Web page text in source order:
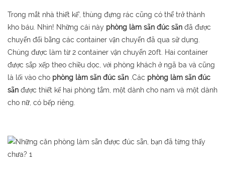
Trong mắt nhà thiết kế’, thùng đựng rác cũng có thể trở thành
kho báu. Nhìn! Những cái này phòng làm sẵn đúc sẵn đã được
chuyển đổi bằng các container vận chuyển đã qua sử dụng.
Chúng được làm từ 2 container vận chuyển 20ft. Hai container
được sắp xếp theo chiều dọc, với phòng khách ở ngã ba và cũng
là lối vào cho phòng làm sẵn đúc sẵn .Các phòng làm sẵn đúc
sẵn được thiết kế hai phòng tắm, một dành cho nam và một dành
cho nữ, có bếp riêng.